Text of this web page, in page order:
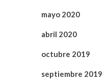
mayo 2020
abril 2020
octubre 2019
septiembre 2019